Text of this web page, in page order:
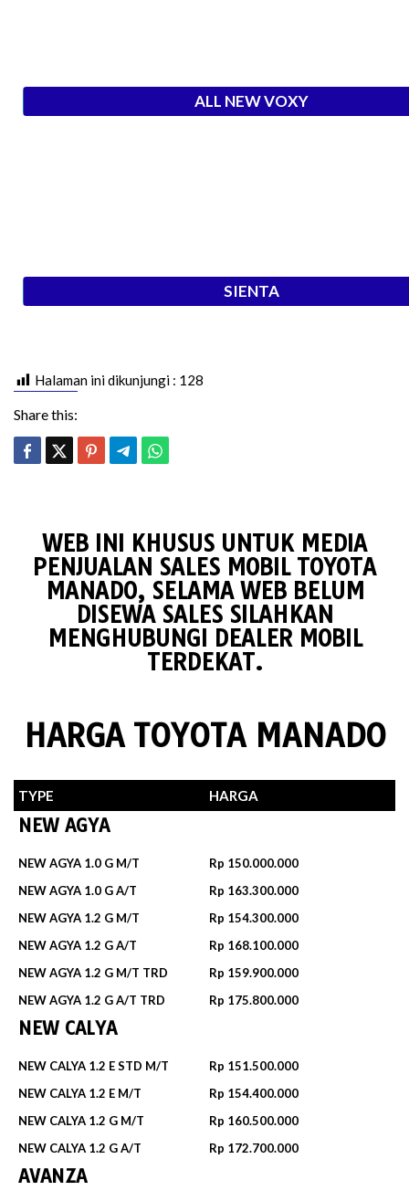
ALL NEW VOXY
SIENTA
Halaman ini dikunjungi : 128
Share this:
WEB INI KHUSUS UNTUK MEDIA
PENJUALAN SALES MOBIL TOYOTA
MANADO, SELAMA WEB BELUM
DISEWA SALES SILAHKAN
MENGHUBUNGI DEALER MOBIL
TERDEKAT.
HARGA TOYOTA MANADO
TYPE HARGA
NEW AGYA
NEW AGYA 1.0 G M/T
Rp 150.000.000
NEW AGYA 1.0 G A/T
Rp 163.300.000
NEW AGYA 1.2 G M/T
Rp 154.300.000
NEW AGYA 1.2 G A/T
Rp 168.100.000
NEW AGYA 1.2 G M/T TRD
Rp 159.900.000
NEW AGYA 1.2 G A/T TRD
Rp 175.800.000
NEW CALYA
NEW CALYA 1.2 E STD M/T
Rp 151.500.000
NEW CALYA 1.2 E M/T
Rp 154.400.000
NEW CALYA 1.2 G M/T
Rp 160.500.000
NEW CALYA 1.2 G A/T
Rp 172.700.000
AVANZA